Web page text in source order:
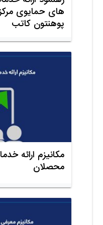
های حمایوی
پوهنتون کاتب
مکانیزم ارائه
محصلان